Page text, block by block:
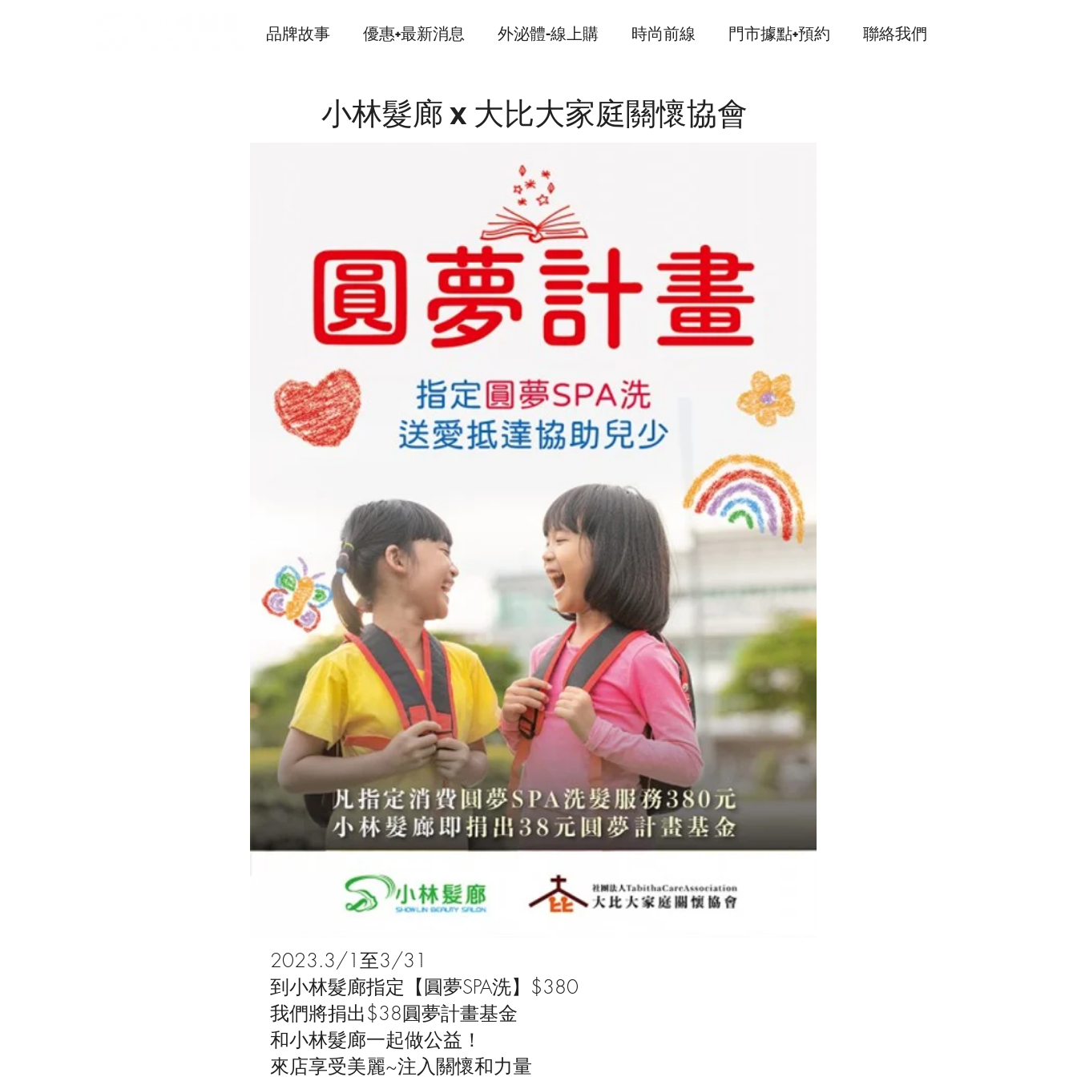
品牌故事 優惠+最新消息 外泌體-線上購 時尚前線 門市據點+預約 聯絡我們
小林髮廊 x 大比大家庭關懷協會
2023.3/1至3/31
到小林髮廊指定【圓夢SPA洗】$380
我們將捐出$38圓夢計畫基金
和小林髮廊一起做公益！
來店享受美麗~注入關懷和力量